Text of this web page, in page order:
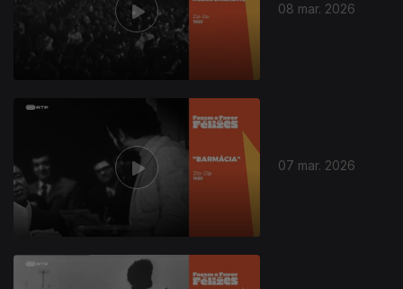
08 mar. 2026
07 mar. 2026